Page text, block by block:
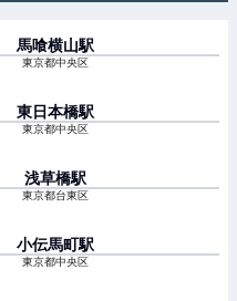
馬喰横山駅
東京都中央区
東日本橋駅
東京都中央区
浅草橋駅
東京都台東区
小伝馬町駅
東京都中央区